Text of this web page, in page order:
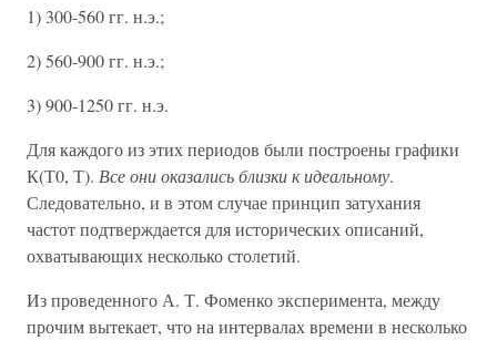
1) 300-560 гг. н.э.;
2) 560-900 гг. н.э.;
3) 900-1250 гг. н.э.
Для каждого из этих периодов были построены графики
К(Т0, Т). Все они оказались близки к идеальному.
Следовательно, и в этом случае принцип затухания
частот подтверждается для исторических описаний,
охватывающих несколько столетий.
Из проведенного А. Т. Фоменко эксперимента, между
прочим вытекает, что на интервалах времени в несколько